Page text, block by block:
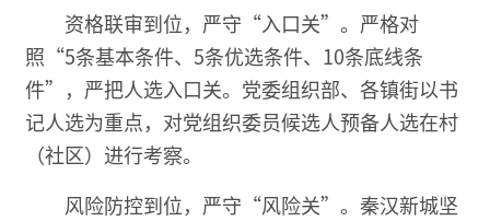
资格联审到位，严守“入口关”。严格对
照“5条基本条件、5条优选条件、10条底线条
件”，严把人选入口关。党委组织部、各镇街以书
记人选为重点，对党组织委员候选人预备人选在村
（社区）进行考察。
风险防控到位，严守“风险关”。秦汉新城坚